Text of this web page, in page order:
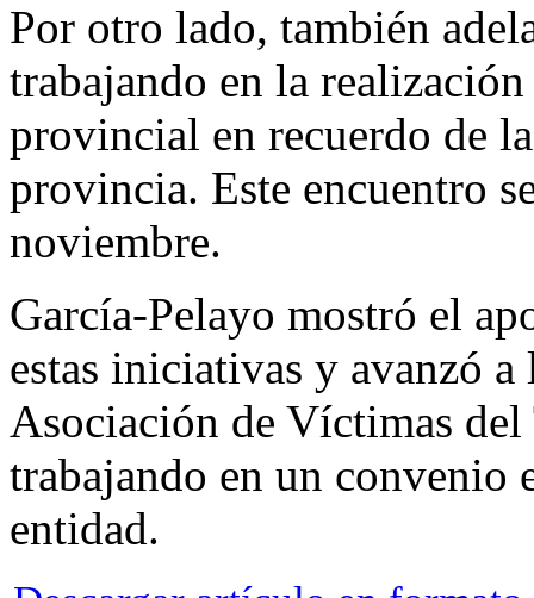
Por otro lado, también
trabajando en la
provincial en recuerdo de
provincia. Este encuentro
noviembre.
García-Pelayo mostró el
estas iniciativas y avanzó a
Asociación de Víctimas del
trabajando en un convenio
entidad.